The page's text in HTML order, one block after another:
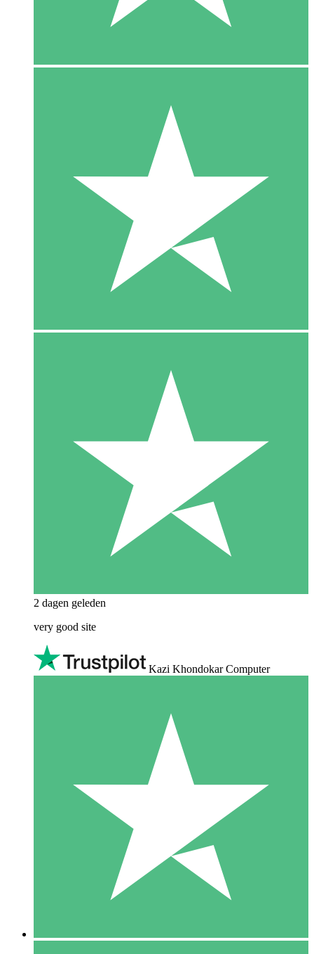
2 dagen geleden
very good site
Kazi Khondokar Computer